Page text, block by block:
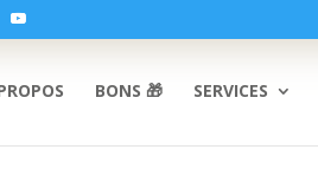
BONS 🎁 SERVICES